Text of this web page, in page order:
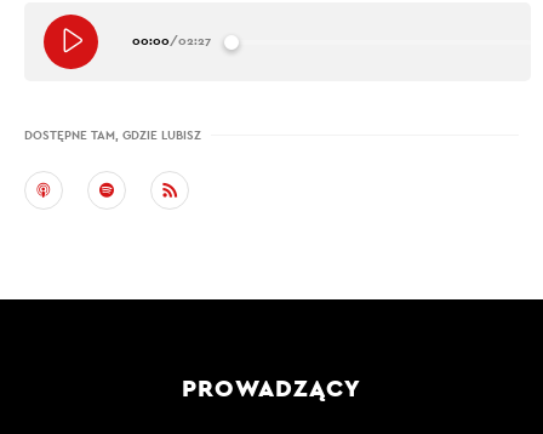
00:00/02:27
DOSTĘPNE TAM, GDZIE LUBISZ
PROWADZĄCY